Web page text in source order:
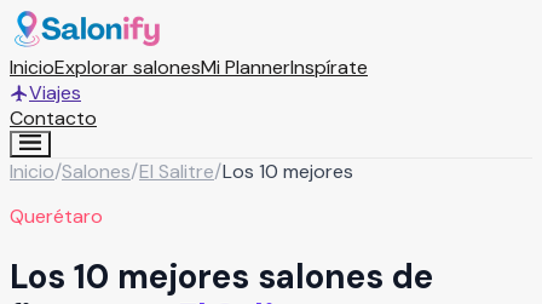
InicioExplorar salonesMi PlannerInspírate
Viajes
Contacto
Inicio/Salones/El Salitre/Los 10 mejores
Querétaro
Los 10 mejores salones de